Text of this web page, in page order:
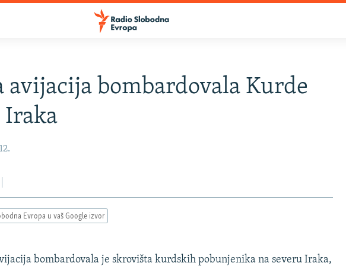
avijacija bombardovala Kurde
Iraka
Evropa u vaš Google izvor
bombardovala je skrovišta kurdskih pobunjenika na severu Iraka,